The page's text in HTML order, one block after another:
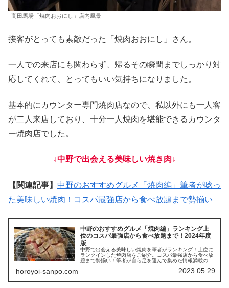
高田馬場「焼肉おおにし」店内風景
接客がとっても素敵だった「焼肉おおにし」さん。
一人での来店にも関わらず、帰るその瞬間までしっかり対
応してくれて、とってもいい気持ちになりました。
基本的にカウンター専門焼肉店なので、私以外にも一人客
が二人来店しており、十分一人焼肉を堪能できるカウンタ
ー焼肉店でした。
↓中野で出会える美味しい焼き肉↓
【関連記事】 中野のおすすめグルメ「焼肉編」筆者が唸っ
た美味しい焼肉！コスパ最強店から食べ放題まで勢揃い
中野のおすすめグルメ「焼肉編」ランキング上
位のコスパ最強店から食べ放題まで！2024年度
版
中野で出会える美味しい焼肉を筆者がランキング！上位に
ランクインした焼肉店をご紹介。コスパ最強店から食べ放
題まで勢揃い！筆者が自ら足を運んで集めた情報満載の1
ン。旨味が口の中で弾けるハラミ。中野区民の胃袋を掴ん
の完成！
horoyoi-sanpo.com 2023.05.29